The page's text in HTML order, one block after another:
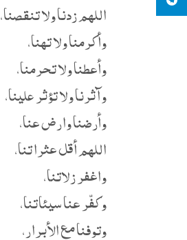
اللهم زدنا ولا تنقصنا،
وأكرمنا ولا تهنا،
وأعطنا ولا تحرمنا،
وآثرنا ولا تؤثر علينا،
وأرضنا وارض عنا،
اللهم أقل عثراتنا،
واغفر زلاتنا،
وكفّر عنا سيئاتنا،
وتوفنا مع الأبرار،